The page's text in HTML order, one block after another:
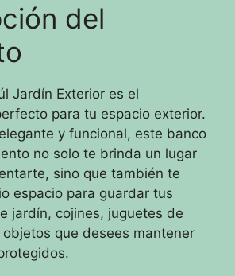
del
Jardín Exterior es el
para tu espacio exterior.
y funcional, este banco
no solo te brinda un lugar
sino que también te
espacio para guardar tus
jardín, cojines, juguetes de
que desees mantener